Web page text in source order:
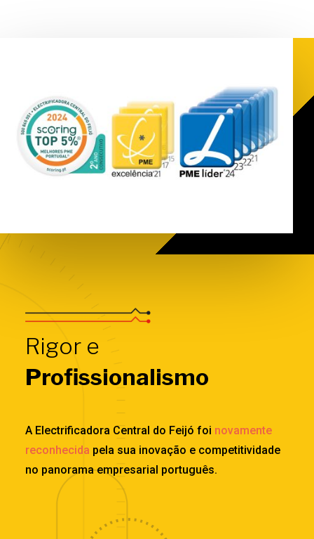
Rigor e
Profissionalismo
A Electrificadora Central do Feijó foi novamente
reconhecida pela sua inovação e competitividade
no panorama empresarial português.